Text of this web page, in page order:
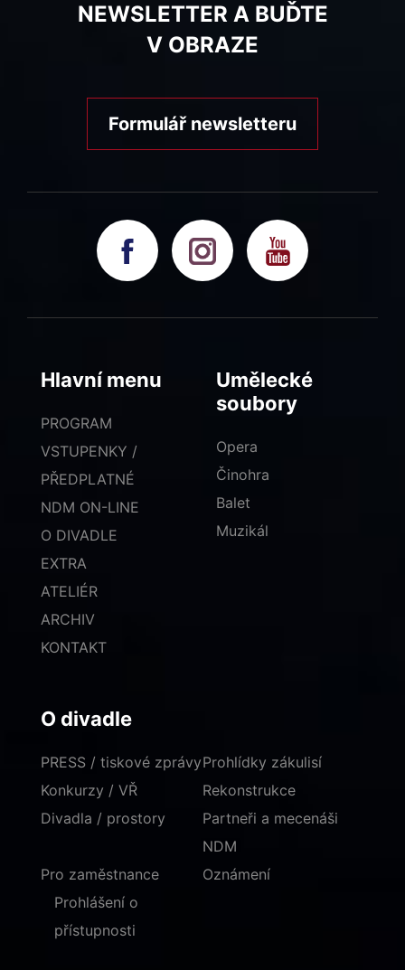
NEWSLETTER A BUĎTE
V OBRAZE
Formulář newsletteru
Hlavní menu
PROGRAM
VSTUPENKY /
PŘEDPLATNÉ
NDM ON-LINE
O DIVADLE
EXTRA
ATELIÉR
ARCHIV
KONTAKT
Umělecké
soubory
Opera
Činohra
Balet
Muzikál
O divadle
PRESS / tiskové zprávy
Konkurzy / VŘ
Divadla / prostory
Prohlídky zákulisí
Rekonstrukce
Partneři a mecenáši
NDM
Pro zaměstnance
Oznámení
Prohlášení o
přístupnosti